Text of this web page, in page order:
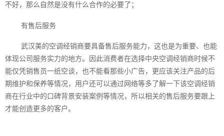
不好，那么自然是没有什么合作的必要了；
有售后服务
武汉美的空调经销商要具备售后服务能力，这也是为重要、也能
体现公司服务实力的地方。因此消费者在选择中央空调经销商时候不
能仅凭销售员一纸空谈，也不能看那些小广告，更应该关注产品的后
期维护和保养等情况，用户还可以通过网络等多了解一下该空调经销
商在行业中的口碑背景安装案例等情况，所以相关的售后服务要跟上
才能创造更多的客户。